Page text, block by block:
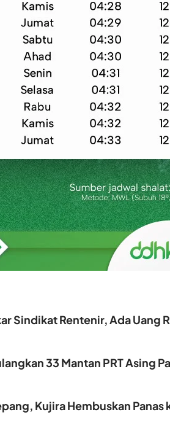
Sindikat Rentenir, Ada Uang
33 Mantan PRT Asing
Kujira Hembuskan Panas